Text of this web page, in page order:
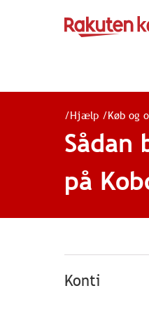
/Hjælp /Køb og
Sådan
på
Konti